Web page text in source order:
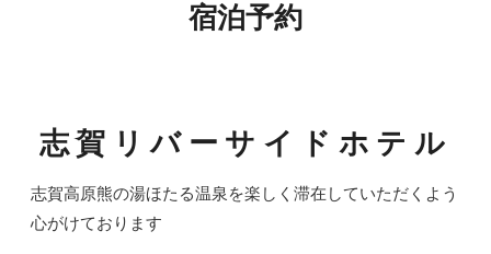
宿泊予約
志賀リバーサイドホテル
志賀高原熊の湯ほたる温泉を楽しく滞在していただくよう
心がけております